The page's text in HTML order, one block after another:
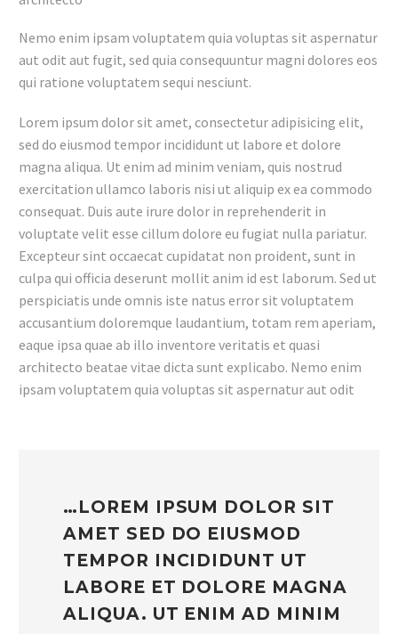
Nemo enim ipsam voluptatem quia voluptas sit aspernatur
aut odit aut fugit, sed quia consequuntur magni dolores eos
qui ratione voluptatem sequi nesciunt.
Lorem ipsum dolor sit amet, consectetur adipisicing elit,
sed do eiusmod tempor incididunt ut labore et dolore
magna aliqua. Ut enim ad minim veniam, quis nostrud
exercitation ullamco laboris nisi ut aliquip ex ea commodo
consequat. Duis aute irure dolor in reprehenderit in
voluptate velit esse cillum dolore eu fugiat nulla pariatur.
Excepteur sint occaecat cupidatat non proident, sunt in
culpa qui officia deserunt mollit anim id est laborum. Sed ut
perspiciatis unde omnis iste natus error sit voluptatem
accusantium doloremque laudantium, totam rem aperiam,
eaque ipsa quae ab illo inventore veritatis et quasi
architecto beatae vitae dicta sunt explicabo. Nemo enim
ipsam voluptatem quia voluptas sit aspernatur aut odit
…LOREM IPSUM DOLOR SIT
AMET SED DO EIUSMOD
TEMPOR INCIDIDUNT UT
LABORE ET DOLORE MAGNA
ALIQUA. UT ENIM AD MINIM